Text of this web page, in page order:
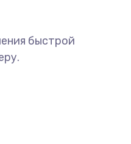
быстрой